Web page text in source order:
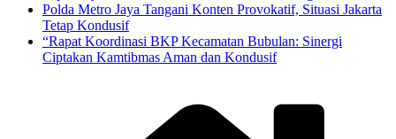
Polda Metro Jaya Tangani Konten Provokatif, Situasi Jakarta
Tetap Kondusif
“Rapat Koordinasi BKP Kecamatan Bubulan: Sinergi
Ciptakan Kamtibmas Aman dan Kondusif